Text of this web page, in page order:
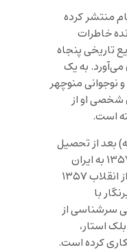
منتشر کرده
خاطرات
تاریخی پنجاه
می‌آورد. به یک
نوجوانی منوچهر
شخصی او از
است.
۱۳۳۳ در ارومیه) بعد از تحصیل
در مدرسه سینمای رم در تابستان ۱۳۵۷ به ایران
بازگشت و کار خود را با عکسبرداری از انقلاب ۱۳۵۷
با
سرشناسی از
استار،
کرده است.